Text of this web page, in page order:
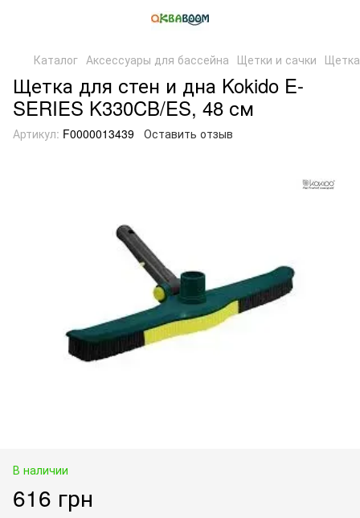
Каталог Аксессуары для бассейна Щетки и сачки
Щетка для стен и дна Kokido E-
SERIES K330CB/ES, 48 см
Артикул: F0000013439 Оставить отзыв
В наличии
616 грн